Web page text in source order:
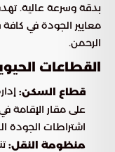
بدقة وسرعة عالية.
معايير الجودة في
الرحمن.
القطاعات
قطاع السكن:
على مقار الإقامة
اشتراطات الجودة
منظومة النقل: